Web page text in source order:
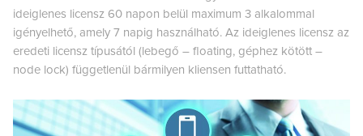
ideiglenes licensz 60 napon belül maximum 3 alkalommal
igényelhető, amely 7 napig használható. Az ideiglenes licensz az
eredeti licensz típusától (lebegő – floating, géphez kötött –
node lock) függetlenül bármilyen kliensen futtatható.